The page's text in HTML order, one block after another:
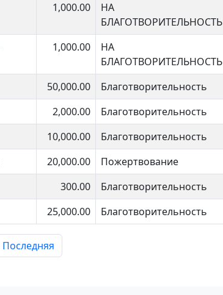
1,000.00
НА
БЛАГОТВОРИТЕЛЬНОСТЬ
1,000.00
НА
БЛАГОТВОРИТЕЛЬНОСТЬ
50,000.00
Благотворительность
2,000.00
Благотворительность
10,000.00
Благотворительность
20,000.00
Пожертвование
300.00
Благотворительность
25,000.00 Благотворительность
Последняя